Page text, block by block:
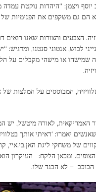
ויצמן: “היהדות נוקטת
הם גם משקפים את הפנימיות
הצבעים והצורות שאנו רואים
לבוש, אנטוני סנטנו,
שמישהו או מישהי מקבלים על
בטלוויזיה, המבוססים על
האמריקאית, לאורה מיטשל, יש
יאמרו: ‘ראיתי אותך
של משחקי ליגת האן.בי.איי,
ומכאן הלקח: העיקרון הוא
הכוכב – לא הבגד שלו.